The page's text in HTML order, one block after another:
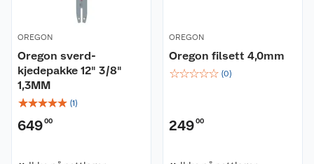
OREGON
Oregon sverd-
kjedepakke 12" 3/8"
1,3MM
☆☆☆☆☆ (1)
64900
OREGON
Oregon filsett 4,0mm
☆☆☆☆☆ (0)
24900
Våre butikker
Våre merkevarer
Coop kjeder
Ledige stillinger
Reklamasjon og garanti
Ofte stilte spørsmål
Betalingsalternativer
Leveringsalternativer
Åpent kjøp